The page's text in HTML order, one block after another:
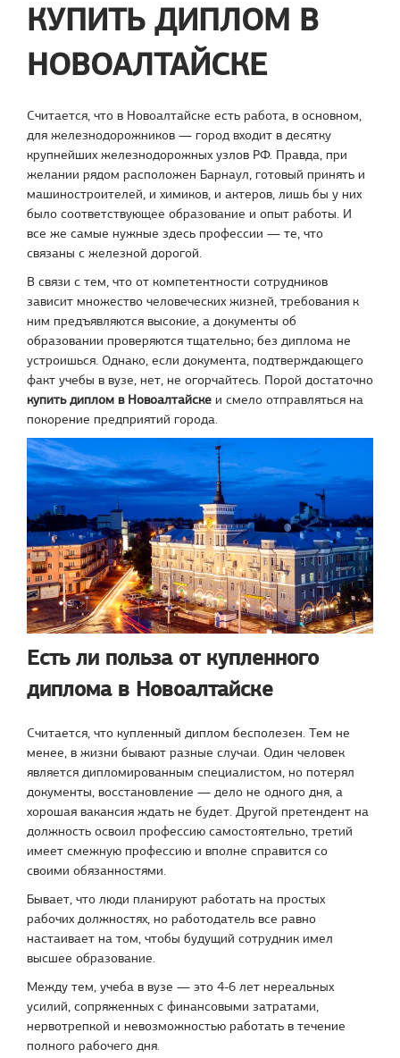
КУПИТЬ ДИПЛОМ В
НОВОАЛТАЙСКЕ
Считается, что в Новоалтайске есть работа, в основном,
для железнодорожников — город входит в десятку
крупнейших железнодорожных узлов РФ. Правда, при
желании рядом расположен Барнаул, готовый принять и
машиностроителей, и химиков, и актеров, лишь бы у них
было соответствующее образование и опыт работы. И
все же самые нужные здесь профессии — те, что
связаны с железной дорогой.
В связи с тем, что от компетентности сотрудников
зависит множество человеческих жизней, требования к
ним предъявляются высокие, а документы об
образовании проверяются тщательно; без диплома не
устроишься. Однако, если документа, подтверждающего
факт учебы в вузе, нет, не огорчайтесь. Порой достаточно
купить диплом в Новоалтайске и смело отправляться на
покорение предприятий города.
Есть ли польза от купленного
диплома в Новоалтайске
Считается, что купленный диплом бесполезен. Тем не
менее, в жизни бывают разные случаи. Один человек
является дипломированным специалистом, но потерял
документы, восстановление — дело не одного дня, а
хорошая вакансия ждать не будет. Другой претендент на
должность освоил профессию самостоятельно, третий
имеет смежную профессию и вполне справится со
своими обязанностями.
Бывает, что люди планируют работать на простых
рабочих должностях, но работодатель все равно
настаивает на том, чтобы будущий сотрудник имел
высшее образование.
Между тем, учеба в вузе — это 4-6 лет нереальных
усилий, сопряженных с финансовыми затратами,
нервотрепкой и невозможностью работать в течение
полного рабочего дня.